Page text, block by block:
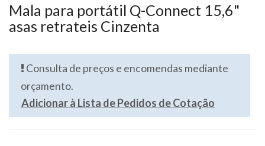
Mala para portátil Q-Connect 15,6"
asas retrateis Cinzenta
Consulta de preços e encomendas mediante
orçamento.
Adicionar à Lista de Pedidos de Cotação